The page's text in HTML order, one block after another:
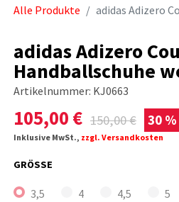
Alle Produkte adidas Adizero
adidas Adizero
Handballschuhe
Artikelnummer: KJ0663
105,00 € 150,00€ 30 %
Inklusive MwSt., zzgl. Versandkosten
GRÖSSE
3,5 4 4,5 5